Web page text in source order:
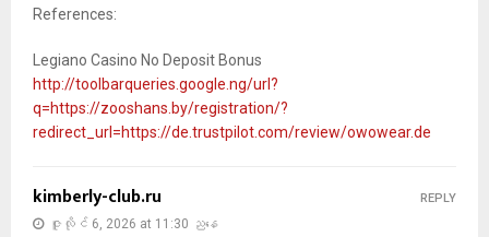
References:
Legiano Casino No Deposit Bonus
http://toolbarqueries.google.ng/url?
q=https://zooshans.by/registration/?
redirect_url=https://de.trustpilot.com/review/owowear.de
kimberly-club.ru
ဇူလိုင် 6, 2026 at 11:30 ညနေ
REPLY